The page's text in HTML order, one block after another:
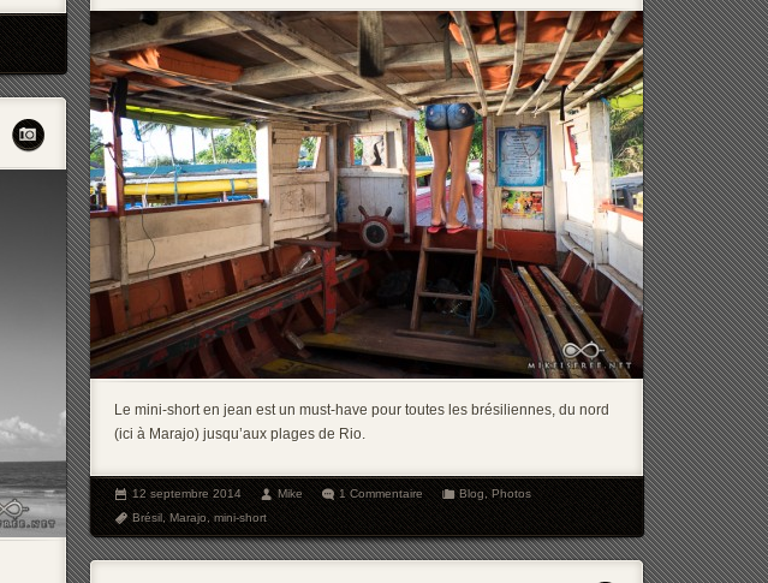
Le mini-short en jean est un must-have pour toutes les brésiliennes, du nord
(ici à Marajo) jusqu’aux plages de Rio.
12 septembre 2014 Mike 1 Commentaire Blog,Photos
Brésil,Marajo,mini-short